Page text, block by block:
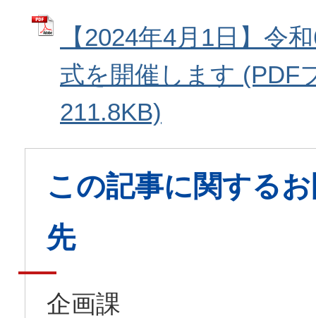
【2024年4月1日】令
式を開催します (PDF
211.8KB)
この記事に関する
先
企画課